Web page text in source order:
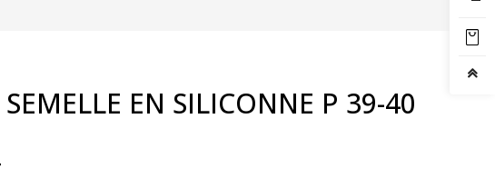
SEMELLE EN SILICONNE P 39-40